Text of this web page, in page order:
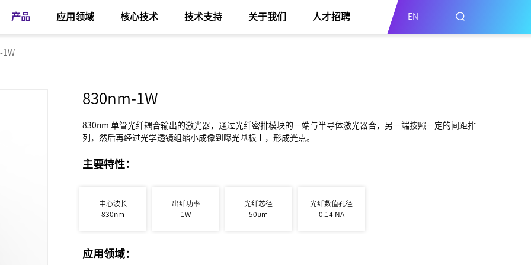
EN
产品 应用领域 核心技术 技术支持 关于我们 人才招聘
1W
830nm-1W
830nm 单管光纤耦合输出的激光器，通过光纤密排模块的一端与半导体激光器合，另一端按照一定的间距排
列，然后再经过光学透镜组缩小成像到曝光基板上，形成光点。
主要特性：
中心波长
830nm
出纤功率
1W
光纤芯径
50μm
光纤数值孔径
0.14 NA
应用领域：